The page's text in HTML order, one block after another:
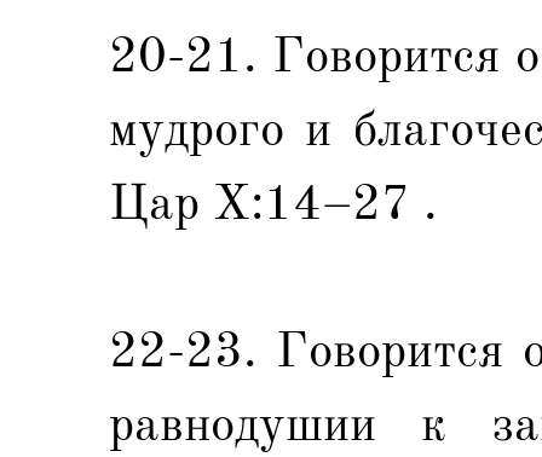
20-21. Говорится
мудрого и
Цар X:14–27 .
22-23. Говорится
равнодушии к